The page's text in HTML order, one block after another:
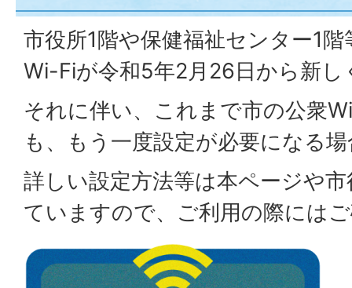
市役所1階や保健福祉センター1
Wi-Fiが令和5年2月26日から新し
それに伴い、これまで市の公衆
も、もう一度設定が必要になる
詳しい設定方法等は本ページや
ていますので、ご利用の際には